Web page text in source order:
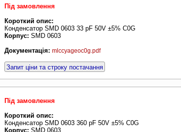
Під замовлення
Короткий опис:
Конденсатор SMD 0603 33 pF 50V ±5% C0G
Корпус: SMD 0603
Документація: mlccyageoc0g.pdf
Запит ціни та строку постачання
Під замовлення
Короткий опис:
Конденсатор SMD 0603 360 pF 50V ±5% C0G
Корпус: SMD 0603